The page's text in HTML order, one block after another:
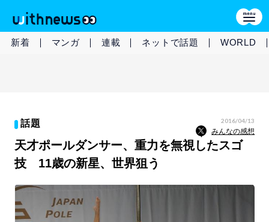
新着 マンガ 連載 ネットで話題 WORLD
話題 2016/04/13
みんなの感想
天才ポールダンサー、重力を無視したスゴ
技 11歳の新星、世界狙う